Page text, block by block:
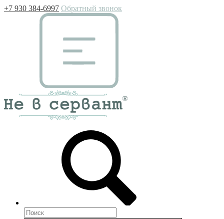
+7 930 384-6997 Обратный звонок